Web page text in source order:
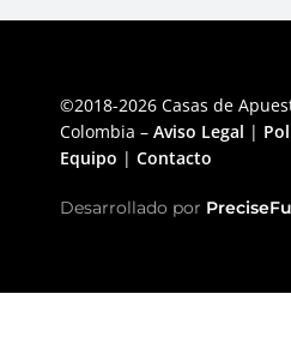
©2018-2026 Casas de
Colombia – Aviso Legal |
Equipo | Contacto
Desarrollado por